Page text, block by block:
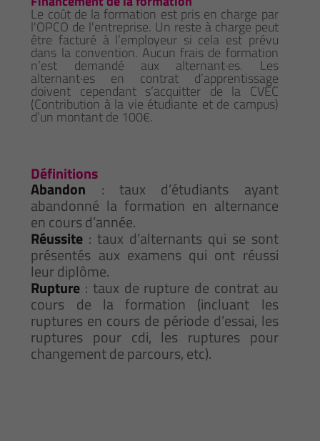
Le coût de la formation est pris en charge par
l'OPCO de l'entreprise. Un reste à charge peut
être facturé à l’employeur si cela est prévu
dans la convention. Aucun frais de formation
n’est demandé aux alternant·es. Les
alternant·es en contrat d’apprentissage
doivent cependant s’acquitter de la CVEC
(Contribution à la vie étudiante et de campus)
d’un montant de 100€.
Définitions
Abandon : taux d’étudiants ayant
abandonné la formation en alternance
en cours d’année.
Réussite : taux d’alternants qui se sont
présentés aux examens qui ont réussi
leur diplôme.
Rupture : taux de rupture de contrat au
cours de la formation (incluant les
ruptures en cours de période d’essai, les
ruptures pour cdi, les ruptures pour
changement de parcours, etc).